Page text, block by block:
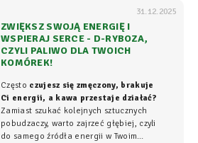
31.12.2025
ZWIĘKSZ SWOJĄ ENERGIĘ I
WSPIERAJ SERCE - D-RYBOZA,
CZYLI PALIWO DLA TWOICH
KOMÓREK!
Często czujesz się zmęczony, brakuje
Ci energii, a kawa przestaje działać?
Zamiast szukać kolejnych sztucznych
pobudzaczy, warto zajrzeć głębiej, czyli
do samego źródła energii w Twoim